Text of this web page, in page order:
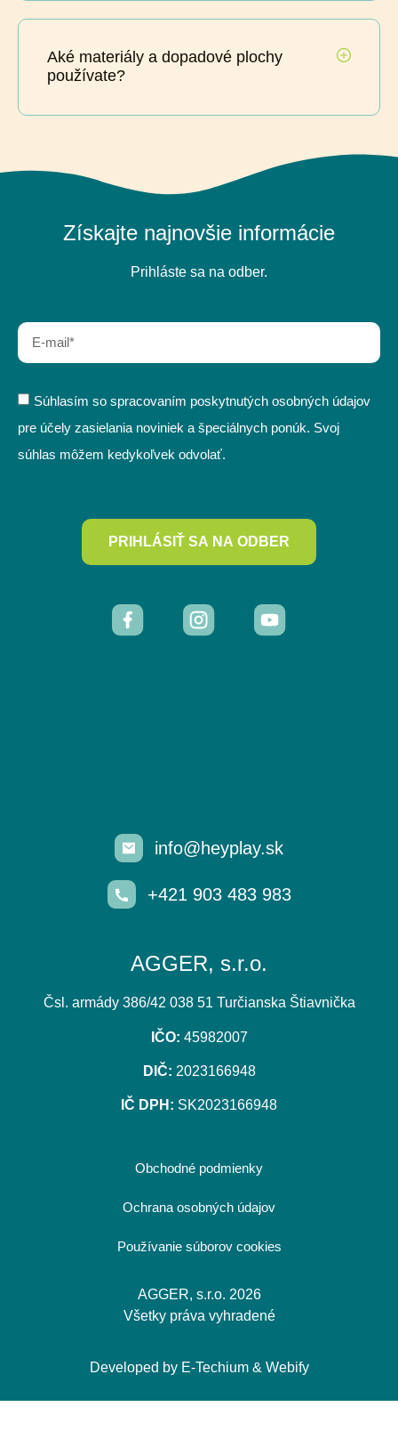
Aké materiály a dopadové plochy
používate?
info@heyplay.sk
+421 903 483 983
AGGER, s.r.o.
Čsl. armády 386/42 038 51 Turčianska Štiavnička
IČO: 45982007
DIČ: 2023166948
IČ DPH: SK2023166948
Získajte najnovšie informácie
Prihláste sa na odber.
Súhlasím so spracovaním poskytnutých osobných údajov
pre účely zasielania noviniek a špeciálnych ponúk. Svoj
súhlas môžem kedykoľvek odvolať.
PRIHLÁSIŤ SA NA ODBER
Obchodné podmienky
Ochrana osobných údajov
Používanie súborov cookies
AGGER, s.r.o. 2026
Všetky práva vyhradené
Developed by E-Techium& Webify